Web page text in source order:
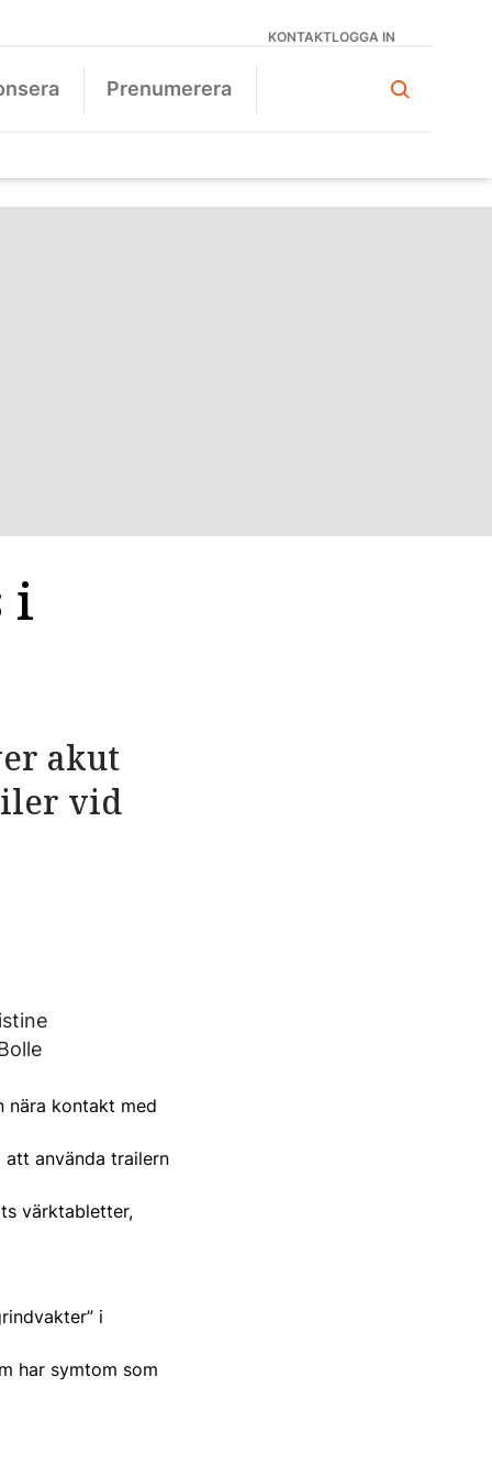
KONTAKTLOGGA IN
Prenumerera
i
akut
vid
nära kontakt med
att använda trailern
värktabletter,
i
har symtom som